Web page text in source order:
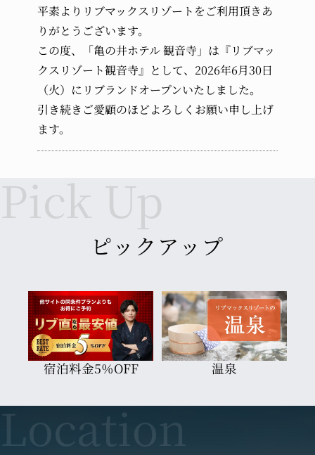
幼児 (布団のみ)
受け入れなし
幼児 (布団・食事不要)
平素よりリブマックスリゾートをご利用頂きあ
りがとうございます。
この度、「亀の井ホテル 観音寺」は『リブマッ
クスリゾート観音寺』として、2026年6月30日
（火）にリブランドオープンいたしました。
引き続きご愛顧のほどよろしくお願い申し上げ
ます。
ピックアップ
宿泊料金5％OFF 温泉